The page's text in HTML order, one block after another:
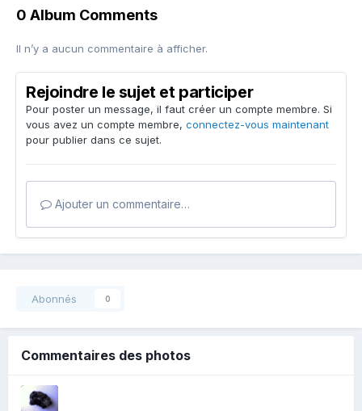
0 Album Comments
Il n’y a aucun commentaire à afficher.
Rejoindre le sujet et participer
Pour poster un message, il faut créer un compte membre. Si
vous avez un compte membre, connectez-vous maintenant
pour publier dans ce sujet.
Ajouter un commentaire…
Abonnés 0
Commentaires des photos